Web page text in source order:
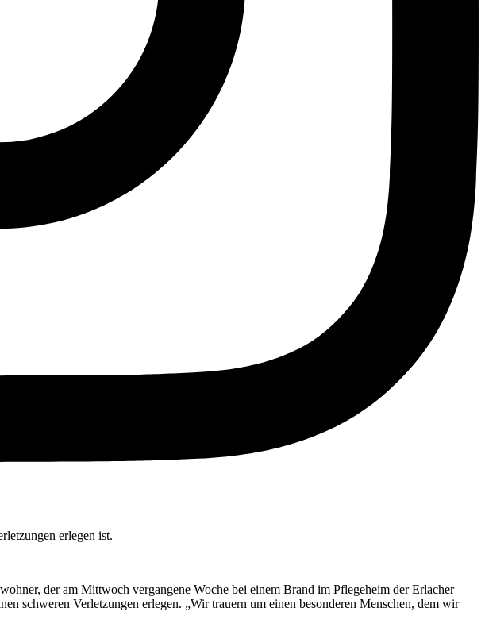
erlegen ist.
der am Mittwoch vergangene Woche bei einem Brand im Pflegeheim der Erlacher
schweren Verletzungen erlegen. „Wir trauern um einen besonderen Menschen, dem wir